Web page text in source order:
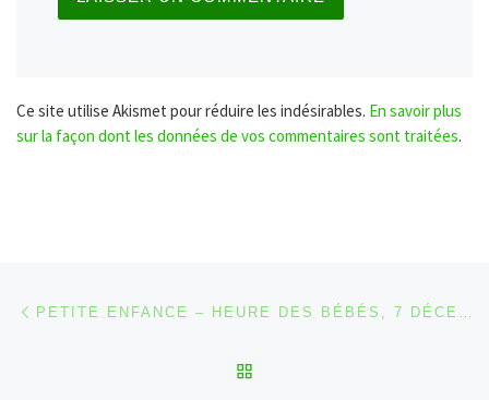
Ce site utilise Akismet pour réduire les indésirables. En savoir plus
sur la façon dont les données de vos commentaires sont traitées.
Parcourir les articles